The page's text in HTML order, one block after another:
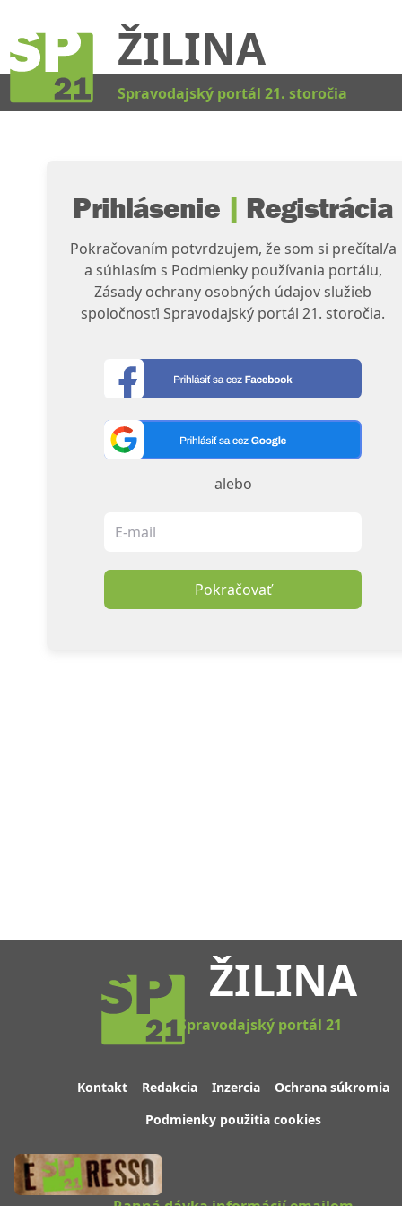
ŽILINA
Spravodajský portál 21. storočia
Prihlásenie | Registrácia
Pokračovaním potvrdzujem, že som si prečítal/a
a súhlasím s Podmienky používania portálu,
Zásady ochrany osobných údajov služieb
spoločnosťi Spravodajský portál 21. storočia.
alebo
Pokračovať
ŽILINA
Spravodajský portál 21
Kontakt Redakcia Inzercia
Ochrana súkromia
Podmienky použitia cookies